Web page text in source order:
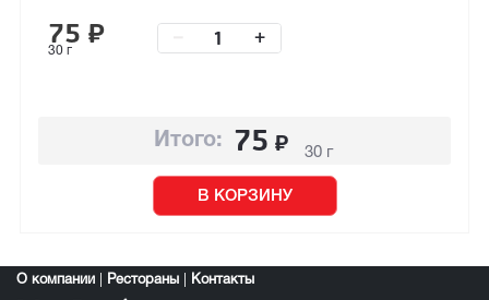
75 ₽
30 г
+
Итого: 75 ₽ 30 г
В КОРЗИНУ
О компании Рестораны Контакты